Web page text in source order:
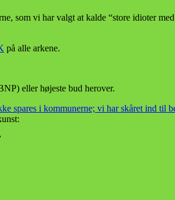
som vi har valgt at kalde “store idioter
på alle arkene.
eller højeste bud herover.
spares i kommunerne; vi har skåret ind til